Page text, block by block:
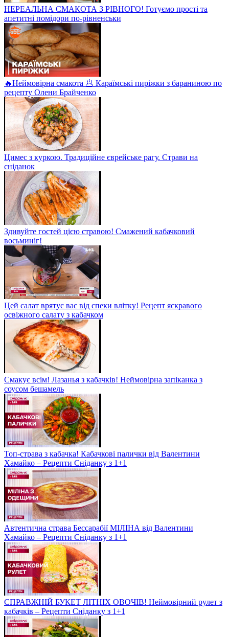
НЕРЕАЛЬНА СМАКОТА З РІВНОГО! Готуємо прості та
апетитні помідори по-рівненськи
🔥Неймовірна смакота 🥟 Караїмські пиріжки з бараниною по
рецепту Олени Брайченко
Цимес з куркою. Традиційне єврейське рагу. Страви на
сніданок
Здивуйте гостей цією стравою! Смажений кабачковий
восьминіг!
Цей салат врятує вас від спеки влітку! Рецепт яскравого
освіжного салату з кабачком
Смакує всім! Лазанья з кабачків! Неймовірна запіканка з
соусом бешамель
Топ-страва з кабачка! Кабачкові палички від Валентини
Хамайко – Рецепти Сніданку з 1+1
Автентична страва Бессарабії МІЛІНА від Валентини
Хамайко – Рецепти Сніданку з 1+1
СПРАВЖНІЙ БУКЕТ ЛІТНІХ ОВОЧІВ! Неймовірний рулет з
кабачків – Рецепти Сніданку з 1+1